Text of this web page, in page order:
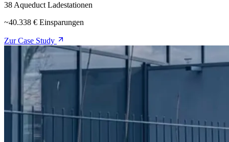
38 Aqueduct Ladestationen
~40.338 € Einsparungen
Zur Case Study